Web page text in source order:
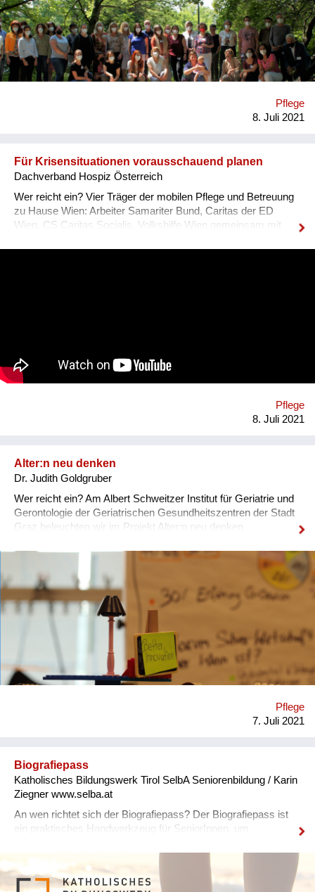
Bundesländern Kärnten, Oberösterreich, Steiermark und
Vorarlberg, und an die für das Projekt in jedem Bundesland
Verantwortlichen. Was möchten wir bewirken? Das Ziel ist, die
Betreuenden der Hauskrankenpflege in ihrer Arbeit mit
schwerkranken und sterbenden Menschen zu unterstützen
und die Zusammenarbeit mit zentralen Stakeholdern in der
und Palliativversorgung, Rettung, Apotheken..) zu verbessern.
Die alten und hochaltrigen Patient:innen sollen Lebensqualität
Pflege
8. Juli 2021
Für Krisensituationen vorausschauend planen
Dachverband Hospiz Österreich
Wer reicht ein? Vier Träger der mobilen Pflege und Betreuung
zu Hause Wien: Arbeiter Samariter Bund, Caritas der ED
Wien, CS Caritas Socialis, Volkshilfe Wien gemeinsam mit
für ein gutes Leben zu Hause, für mögliche Krisensituationen
und wenn das Versterben nah ist. Weiters ist es das Ziel, die
Sicherheit im Handeln zu geben. Die Betreuenden kennen
meist die Wünsche der Klient:innen und wollen in Krisensit...
Pflege
8. Juli 2021
Alter:n neu denken
Dr. Judith Goldgruber
Wer reicht ein? Am Albert Schweitzer Institut für Geriatrie und
Gerontologie der Geriatrischen Gesundheitszentren der Stadt
Graz beleuchten wir im Projekt Alter:n neu denken
bewirken? Durch Fachartikel wollen wir einen Beitrag zur
Steigerung der Gesundheitskompetenz in Bezug auf das
Thema Alter:n leisten. Eingebettet in ein Kompetenzzentrum
für Altersmedizin und Pflege sehen wir uns als Vermittler/-
innen von Wissen zwischen der Scientific und der Public
Community. Welche Lösungswege beschreiten wir? Im
Projektzeitraum (01.10.20-28.02.22) entstehen 8 Fachartikel
zum Stand der Forschung Public Health-relevanter
Schwerpunktthemen aus Altersmedizin und Pflege. Wir
schreiben über das gute Leben im Alter, über
Senior/-innen, das Potential von Teletherapie, Demenz, Living
Labs für Smart Elderly Care oder Einsatzmöglichkeiten von
Pflege
7. Juli 2021
Biografiepass
Katholisches Bildungswerk Tirol SelbA Seniorenbildung / Karin
Ziegner www.selba.at
An wen richtet sich der Biografiepass? Der Biografiepass ist
ein praktisches Handwerkzeug für SeniorInnen, um
Personen über sie wissen sollen. Was bewirkt der
Biografiepass? Dieser kommt vor allem dann zum Einsatz,
wenn die SeniorInnen selbst nicht mehr in der Lage sind, ihre